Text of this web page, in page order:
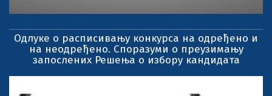
Одлуке о расписивању конкурса на одређено и
на неодређено. Споразуми о преузимању
запослених Решења о избору кандидата